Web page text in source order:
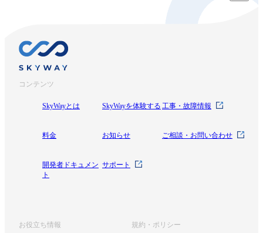
コンテンツ
SkyWayとは
料金
開発者ドキュメン
ト
SkyWayを体験する
お知らせ
サポート
工事・故障情報
ご相談・お問い合わせ
お役立ち情報 規約・ポリシー